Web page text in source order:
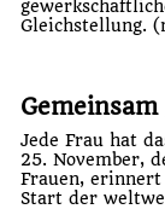
Gleichstellung.
Jede Frau hat
25. November,
Frauen,
Start der